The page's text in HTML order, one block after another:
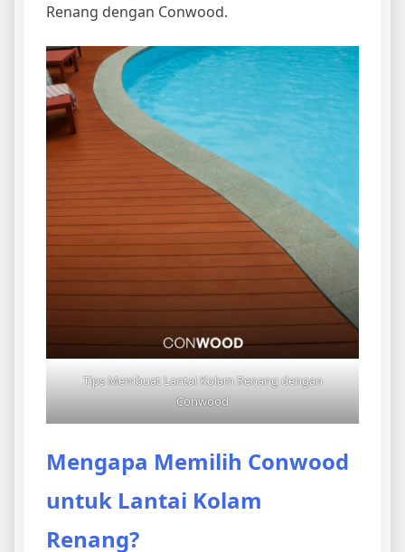
Renang dengan Conwood.
Tips Membuat Lantai Kolam Renang dengan
Conwood
Mengapa Memilih Conwood
untuk Lantai Kolam
Renang?